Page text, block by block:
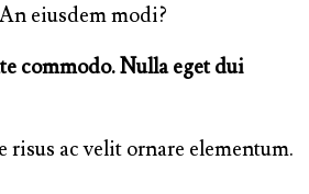
eiusdem modi?
commodo. Nulla eget dui
risus ac velit ornare elementum.